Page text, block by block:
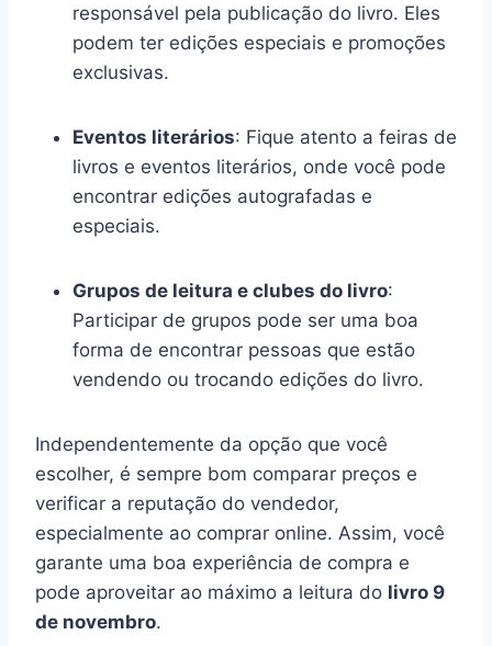
responsável pela publicação do livro. Eles
podem ter edições especiais e promoções
exclusivas.
Eventos literários: Fique atento a feiras de
livros e eventos literários, onde você pode
encontrar edições autografadas e
especiais.
Grupos de leitura e clubes do livro:
Participar de grupos pode ser uma boa
forma de encontrar pessoas que estão
vendendo ou trocando edições do livro.
Independentemente da opção que você
escolher, é sempre bom comparar preços e
verificar a reputação do vendedor,
especialmente ao comprar online. Assim, você
garante uma boa experiência de compra e
pode aproveitar ao máximo a leitura do livro 9
de novembro.